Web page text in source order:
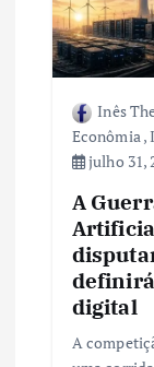
Inês
Econômia,
julho 31,
A
digital
A